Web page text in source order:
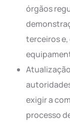
órgãos
terceiros e,
exigir a
processo